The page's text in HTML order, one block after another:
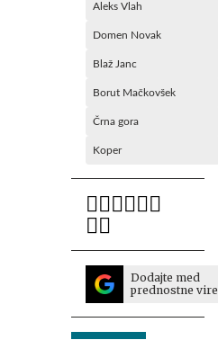
Aleks Vlah
Domen Novak
Blaž Janc
Borut Mačkovšek
Črna gora
Koper
Dodajte med
prednostne vire